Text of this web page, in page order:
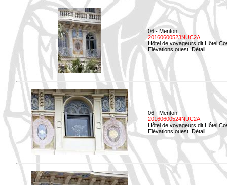
06 - Menton
20160600523NUC2A
Hôtel de voyageurs dit Hôtel
Elévations ouest. Détail.
06 - Menton
20160600524NUC2A
Hôtel de voyageurs dit Hôtel
Elévations ouest. Détail.